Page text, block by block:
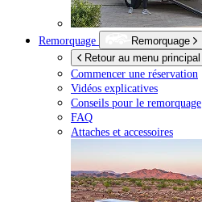
Remorquage
Remorquage
Retour au menu principal
Commencer une réservation
Vidéos explicatives
Conseils pour le remorquage
FAQ
Attaches et accessoires